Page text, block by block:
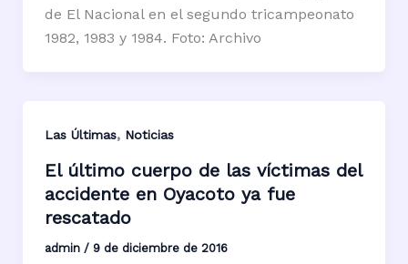
de El Nacional en el segundo tricampeonato
1982, 1983 y 1984. Foto: Archivo
Las Últimas, Noticias
El último cuerpo de las víctimas del
accidente en Oyacoto ya fue
rescatado
admin / 9 de diciembre de 2016